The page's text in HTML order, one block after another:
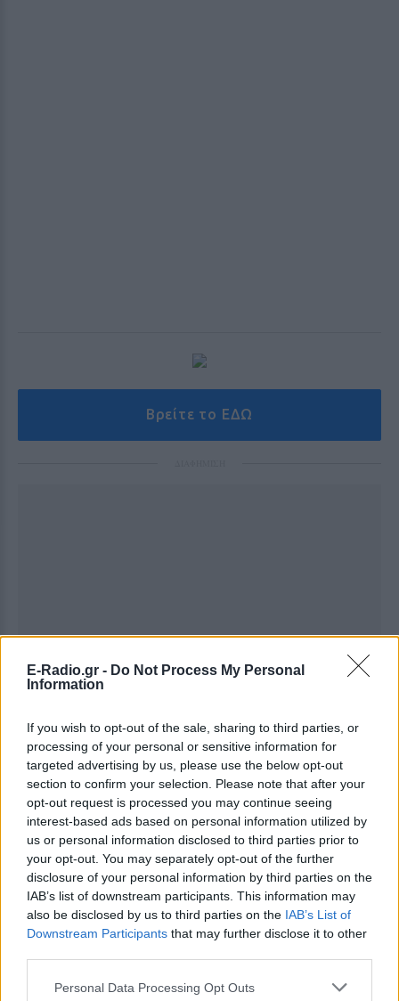
E-Radio.gr - Do Not Process My Personal
Information
If you wish to opt-out of the sale, sharing to third parties, or
processing of your personal or sensitive information for
targeted advertising by us, please use the below opt-out
section to confirm your selection. Please note that after your
opt-out request is processed you may continue seeing
interest-based ads based on personal information utilized by
us or personal information disclosed to third parties prior to
your opt-out. You may separately opt-out of the further
disclosure of your personal information by third parties on the
IAB’s list of downstream participants. This information may
also be disclosed by us to third parties on the IAB’s List of
Downstream Participants that may further disclose it to other
Personal Data Processing Opt Outs
Βρείτε το ΕΔΩ
Ακολουθήστε το E-Radio.gr στο Google News
και μάθετε πρώτοιτα πιο hot νέα .
Εσύ μπήκες στο E-Daily.gr; Τα νέα της ημέρας
και ότι σου κάνει κλικ!
Ακολουθήστε το E-Radio.gr και στο Instagram